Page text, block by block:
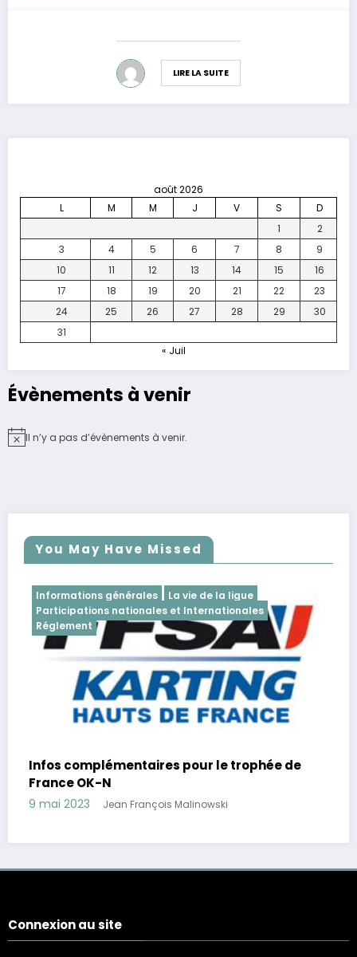
LIRE LA SUITE
août 2026
L
M M J V S
D
1
2
3
4 5 6 7 8
9
10
11 12 13 14 15
16
17
18 19 20 21 22
23
24
25 26 27 28 29
30
31
« Juil
Évènements à venir
NoticeIl n’y a pas d’évènements à venir.
You May Have Missed
Informations générales
La vie de la ligue
Participations nationales et Internationales
Réglement
Infos complémentaires pour le trophée de
France OK-N
9 mai 2023 Jean François Malinowski
Connexion au site